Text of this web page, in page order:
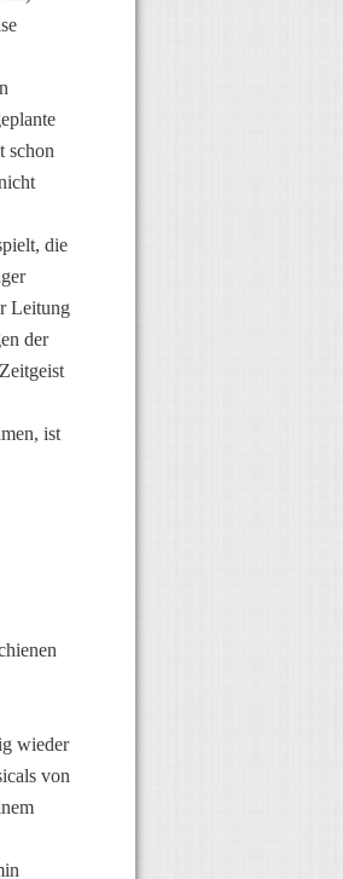
schon
die
Leitung
der
ist
wieder
von